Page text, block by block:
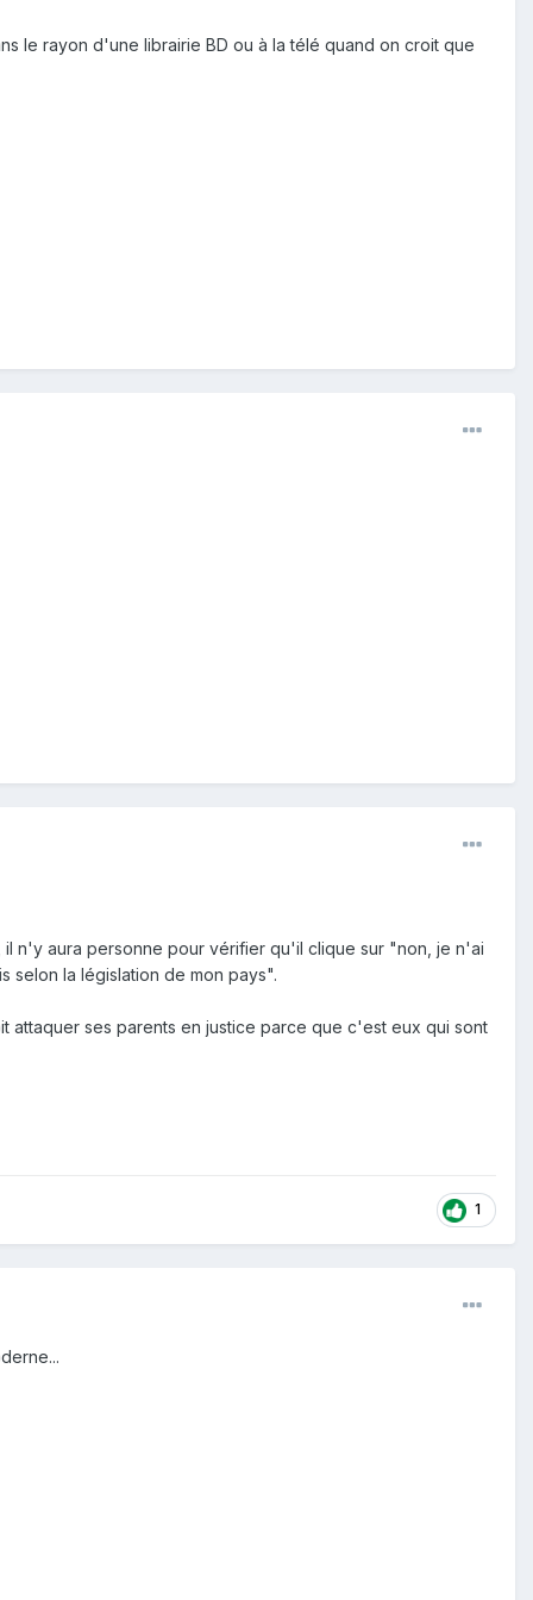
le rayon d'une librairie BD ou à la télé quand on croit que
n'y aura personne pour vérifier qu'il clique sur "non, je n'ai
selon la législation de mon pays".
attaquer ses parents en justice parce que c'est eux qui sont
1